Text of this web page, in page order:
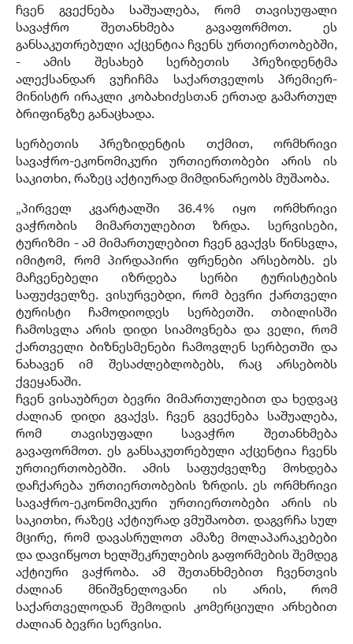
ჩვენ გვექნება საშუალება, რომ თავისუფალი
სავაჭრო შეთანხმება გავაფორმოთ. ეს
განსაკუთრებული აქცენტია ჩვენს ურთიერთობებში,
- ამის შესახებ სერბეთის პრეზიდენტმა
ალექსანდარ ვუჩიჩმა საქართველოს პრემიერ-
მინისტრ ირაკლი კობახიძესთან ერთად გამართულ
ბრიფინგზე განაცხადა.
სერბეთის პრეზიდენტის თქმით, ორმხრივი
სავაჭრო-ეკონომიკური ურთიერთობები არის ის
საკითხი, რაზეც აქტიურად მიმდინარეობს მუშაობა.
„პირველ კვარტალში 36.4% იყო ორმხრივი
ვაჭრობის მიმართულებით ზრდა. სერვისები,
ტურიზმი - ამ მიმართულებით ჩვენ გვაქვს წინსვლა,
იმიტომ, რომ პირდაპირი ფრენები არსებობს. ეს
მაჩვენებელი იზრდება სერბი ტურისტების
საფუძველზე. ვისურვებდი, რომ ბევრი ქართველი
ტურისტი ჩამოდიოდეს სერბეთში. თბილისში
ჩამოსვლა არის დიდი სიამოვნება და ველი, რომ
ქართველი ბიზნესმენები ჩამოვლენ სერბეთში და
ნახავენ იმ შესაძლებლობებს, რაც არსებობს
ქვეყანაში.
ჩვენ ვისაუბრეთ ბევრი მიმართულებით და ხედვაც
ძალიან დიდი გვაქვს. ჩვენ გვექნება საშუალება,
რომ თავისუფალი სავაჭრო შეთანხმება
გავაფორმოთ. ეს განსაკუთრებული აქცენტია ჩვენს
ურთიერთობებში. ამის საფუძველზე მოხდება
დაჩქარება ურთიერთობების ზრდის. ეს ორმხრივი
სავაჭრო-ეკონომიკური ურთიერთობები არის ის
საკითხი, რაზეც აქტიურად ვმუშაობთ. დაგვრჩა სულ
მცირე, რომ დავასრულოთ ამაზე მოლაპარაკებები
და დავიწყოთ ხელშეკრულების გაფორმების შემდეგ
აქტიური ვაჭრობა. ამ შეთანხმებით ჩვენთვის
ძალიან მნიშვნელოვანი ის არის, რომ
საქართველოდან შემოდის კომერციული არხებით
ძალიან ბევრი სერვისი.